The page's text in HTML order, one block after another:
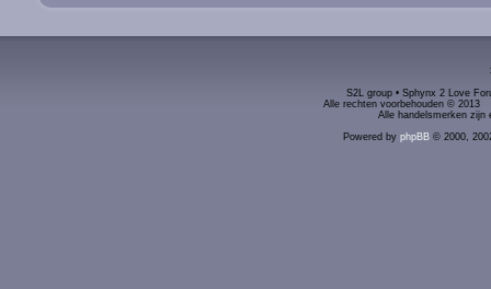
S2L group • Sphynx 2 Love
Alle rechten voorbehouden ©
Alle handelsmerken zijn
Powered by phpBB© 2000,